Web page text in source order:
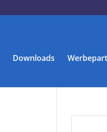
Downloads